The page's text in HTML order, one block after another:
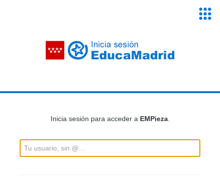
Inicia sesión para acceder a EMPieza.
Tu usuario, sin @…